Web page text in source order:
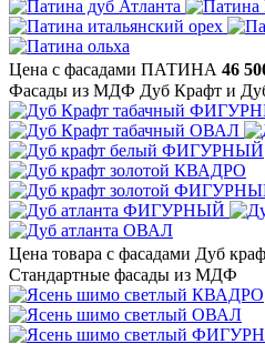
Цена с фасадами ПАТИНА 46
Фасады из МДФ Дуб Крафт и
Цена товара с фасадами Дуб
Стандартные фасады из МДФ